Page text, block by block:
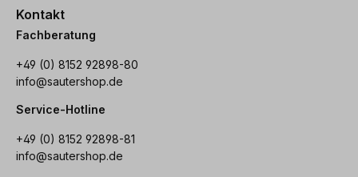
Kontakt
Fachberatung
+49 (0) 8152 92898-80
info@sautershop.de
Service-Hotline
+49 (0) 8152 92898-81
info@sautershop.de